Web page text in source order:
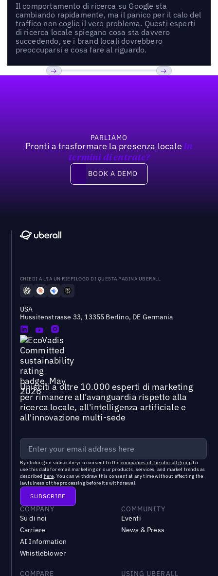
Il comportamento di ricerca su Google sta
cambiando rapidamente, ma il panico per il calo del
traffico non coglie il vero problema. Questi esperti
di ricerca locale spiegano cosa sta davvero
succedendo, se i brand locali dovrebbero
preoccuparsi e cosa fare al riguardo.
PARLIAMO
Pronti a trasformare la presenza locale In
termini di entrate?
Book a demo
BOOK A DEMO
CHIEDI A L'IA UN RIEPILOGO DI QUESTA PAGINA UBERALL
USA
Hussitenstrasse 33, 13355 Berlino, DE Germania
Unisciti a oltre 10.000 esperti di marketing
per rimanere all'avanguardia rispetto alla
ricerca locale, all'intelligenza artificiale e
all'innovazione multi-sede
By clicking on subscribe you consent to the companies of the uberall groupto
use this data for email marketing on our products, services, and market trends as
described here. You can withdraw this consent at any time without affecting the
lawfulness of the processing before its withdrawal.
COMPANY
Su di noi
Carriere
AI Information
Whistleblower
COMMUNITY
Eventi
News & Press
COMPARE USING UBERALL